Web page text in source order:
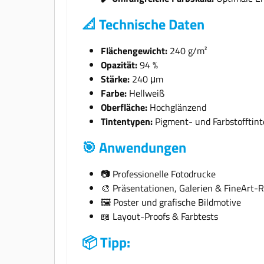
📐 Technische Daten
Flächengewicht: 240 g/m²
Opazität:94 %
Stärke: 240 μm
Farbe: Hellweiß
Oberfläche: Hochglänzend
Tintentypen: Pigment- und
🎯 Anwendungen
📷 Professionelle Fotodrucke
🎨 Präsentationen, Galerien & FineArt-
🖼️ Poster und grafische Bildmotive
📖 Layout-Proofs & Farbtests
📦 Tipp: